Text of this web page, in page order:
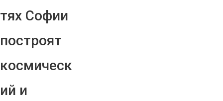
тях Софии
построят
космическ
ий и